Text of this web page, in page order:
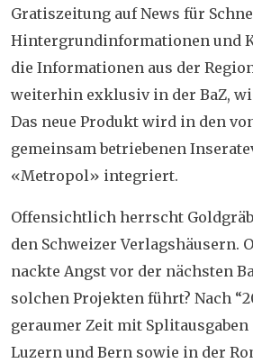
Gratiszeitung auf News für
Hintergrundinformationen und
die Informationen aus der
weiterhin exklusiv in der BaZ,
Das neue Produkt wird in den
gemeinsam betriebenen
«Metropol» integriert.
Offensichtlich herrscht
den Schweizer Verlagshäusern.
nackte Angst vor der nächsten
solchen Projekten führt? Nach
geraumer Zeit mit
Luzern und Bern sowie in der